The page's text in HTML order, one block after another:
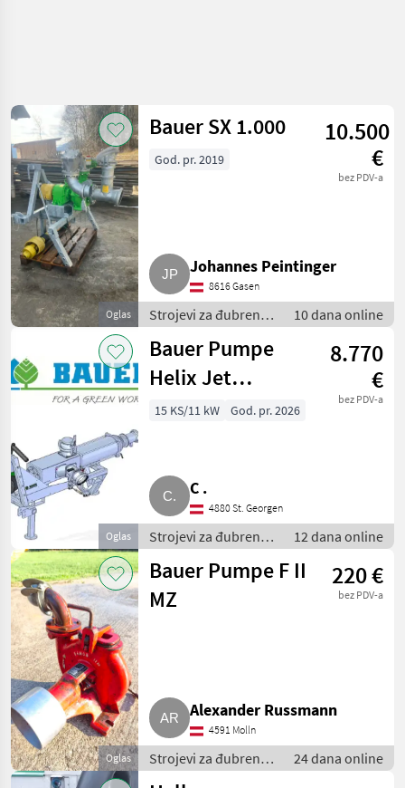
Oglas
Bauer SX 1.000
10.500
€
bez PDV-a
God. pr. 2019
Johannes Peintinger
8616 Gasen
Strojevi za đubrenje,
gnojenje i
navodnjavanje /
Pumpe za gnojnicu
10 dana online
Oglas
Bauer Pumpe
Helix Jet
200/120
8.770
€
bez PDV-a
15 KS/11 kW God. pr. 2026
C .
4880 St. Georgen
Strojevi za đubrenje,
gnojenje i
navodnjavanje /
Pumpe za gnojnicu
12 dana online
Oglas
Bauer Pumpe F II
MZ
220 €
bez PDV-a
Alexander Russmann
4591 Molln
Strojevi za đubrenje,
gnojenje i
24 dana online